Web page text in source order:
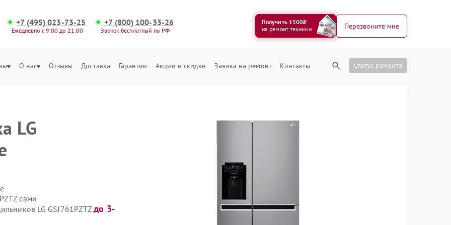
+7 (495) 023-73-25
Ежедневно с 9:00 до 21:00
+7 (800) 100-33-26
Звонок бесплатный по РФ
Получить 1500₽
на ремонт техники
Перезвоните мне
О нас Отзывы Доставка Гарантии Акции и скидки Заявка на ремонт Контакты Статус ремонта
LG
сами
LG GSJ761PZTZдо 3-